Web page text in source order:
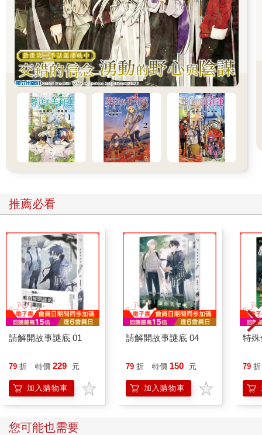
推薦必看
請解開故事謎底 01
79 折 特價 229 元
加入購物車
請解開故事謎底 04
79 折 特價 150 元
加入購物車
特
79 折
您可能也需要